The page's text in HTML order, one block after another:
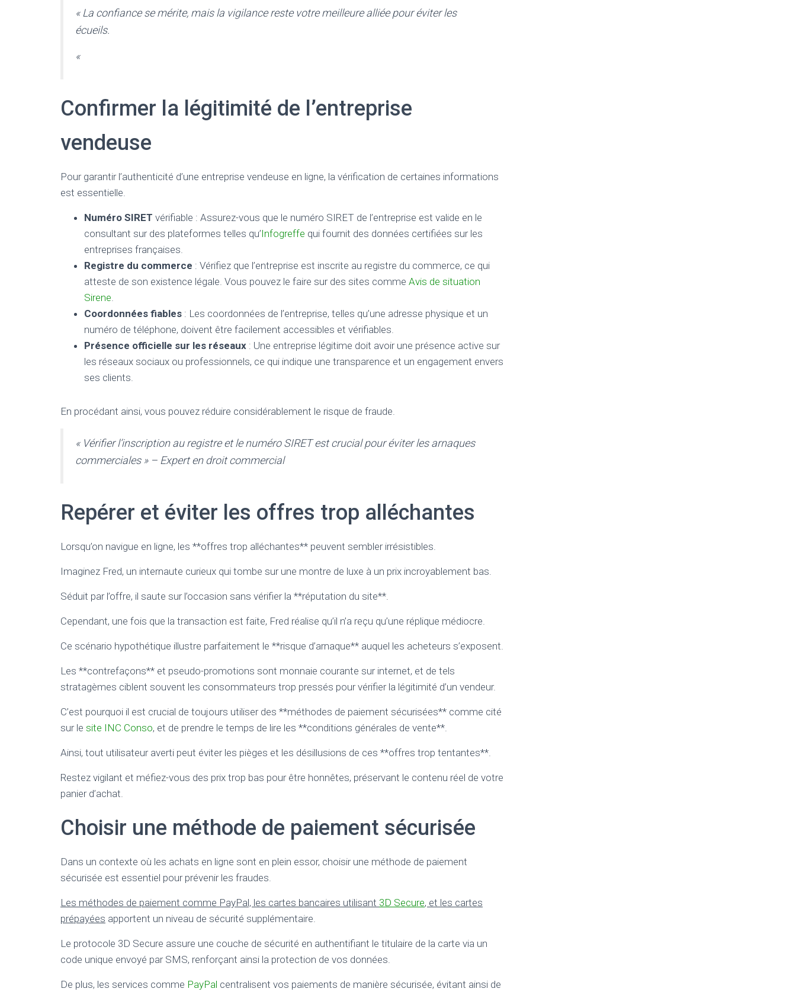
« La confiance se mérite, mais la vigilance reste votre meilleure alliée pour éviter les
écueils.
«
Confirmer la légitimité de l’entreprise
vendeuse
Pour garantir l’authenticité d’une entreprise vendeuse en ligne, la vérification de certaines informations
est essentielle.
Numéro SIRET vérifiable : Assurez-vous que le numéro SIRET de l’entreprise est valide en le
consultant sur des plateformes telles qu’Infogreffe qui fournit des données certifiées sur les
entreprises françaises.
Registre du commerce : Vérifiez que l’entreprise est inscrite au registre du commerce, ce qui
atteste de son existence légale. Vous pouvez le faire sur des sites comme Avis de situation
Sirene.
Coordonnées fiables : Les coordonnées de l’entreprise, telles qu’une adresse physique et un
numéro de téléphone, doivent être facilement accessibles et vérifiables.
Présence officielle sur les réseaux : Une entreprise légitime doit avoir une présence active sur
les réseaux sociaux ou professionnels, ce qui indique une transparence et un engagement envers
ses clients.
En procédant ainsi, vous pouvez réduire considérablement le risque de fraude.
« Vérifier l’inscription au registre et le numéro SIRET est crucial pour éviter les arnaques
commerciales » – Expert en droit commercial
Repérer et éviter les offres trop alléchantes
Lorsqu’on navigue en ligne, les **offres trop alléchantes** peuvent sembler irrésistibles.
Imaginez Fred, un internaute curieux qui tombe sur une montre de luxe à un prix incroyablement bas.
Séduit par l’offre, il saute sur l’occasion sans vérifier la **réputation du site**.
Cependant, une fois que la transaction est faite, Fred réalise qu’il n’a reçu qu’une réplique médiocre.
Ce scénario hypothétique illustre parfaitement le **risque d’arnaque** auquel les acheteurs s’exposent.
Les **contrefaçons** et pseudo-promotions sont monnaie courante sur internet, et de tels
stratagèmes ciblent souvent les consommateurs trop pressés pour vérifier la légitimité d’un vendeur.
C’est pourquoi il est crucial de toujours utiliser des **méthodes de paiement sécurisées** comme cité
sur le site INC Conso, et de prendre le temps de lire les **conditions générales de vente**.
Ainsi, tout utilisateur averti peut éviter les pièges et les désillusions de ces **offres trop tentantes**.
Restez vigilant et méfiez-vous des prix trop bas pour être honnêtes, préservant le contenu réel de votre
panier d’achat.
Choisir une méthode de paiement sécurisée
Dans un contexte où les achats en ligne sont en plein essor, choisir une méthode de paiement
sécurisée est essentiel pour prévenir les fraudes.
Les méthodes de paiement comme PayPal, les cartes bancaires utilisant 3D Secure, et les cartes
prépayées apportent un niveau de sécurité supplémentaire.
Le protocole 3D Secure assure une couche de sécurité en authentifiant le titulaire de la carte via un
code unique envoyé par SMS, renforçant ainsi la protection de vos données.
De plus, les services comme PayPal centralisent vos paiements de manière sécurisée, évitant ainsi de